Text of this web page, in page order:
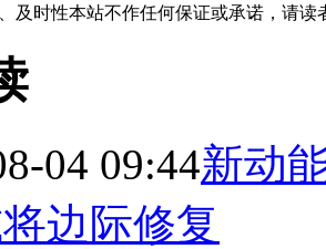
及时性本站不作任何保证或承诺，请
04 09:44新动
边际修复